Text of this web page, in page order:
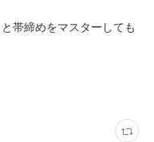
帯締めをマスターしても